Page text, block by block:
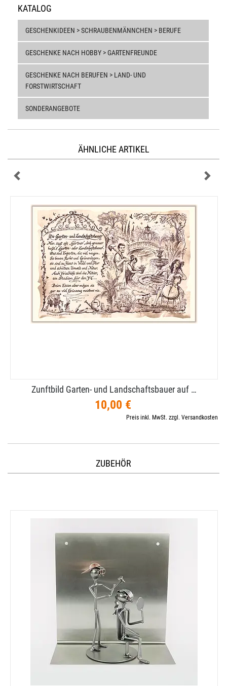
KATALOG
GESCHENKIDEEN > SCHRAUBENMÄNNCHEN > BERUFE
GESCHENKE NACH HOBBY > GARTENFREUNDE
GESCHENKE NACH BERUFEN > LAND- UND
FORSTWIRTSCHAFT
SONDERANGEBOTE
ÄHNLICHE ARTIKEL
Zunftbild Garten- und Landschaftsbauer auf …
10,00 €
Preis inkl. MwSt. zzgl. Versandkosten
ZUBEHÖR